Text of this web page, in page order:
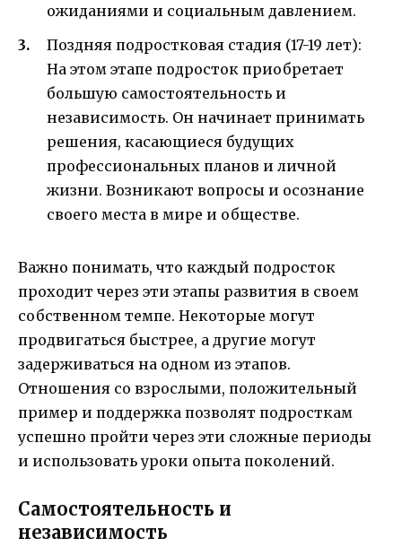
ожиданиями и социальным давлением.
Поздняя подростковая стадия (17-19 лет):
На этом этапе подросток приобретает
большую самостоятельность и
независимость. Он начинает принимать
решения, касающиеся будущих
профессиональных планов и личной
жизни. Возникают вопросы и осознание
своего места в мире и обществе.
Важно понимать, что каждый подросток
проходит через эти этапы развития в своем
собственном темпе. Некоторые могут
продвигаться быстрее, а другие могут
задерживаться на одном из этапов.
Отношения со взрослыми, положительный
пример и поддержка позволят подросткам
успешно пройти через эти сложные периоды
и использовать уроки опыта поколений.
Самостоятельность и
независимость